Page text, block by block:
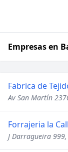
Empresas en
Fabrica de
Av San Martín
Forrajeria la
J Darragueira